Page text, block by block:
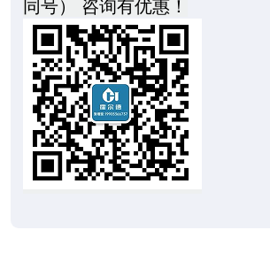
同号） 咨询有优惠！